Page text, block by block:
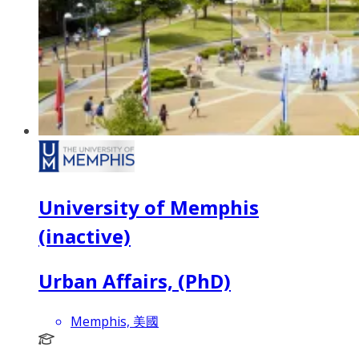
University of Memphis
(inactive)
Urban Affairs, (PhD)
Memphis, 美國